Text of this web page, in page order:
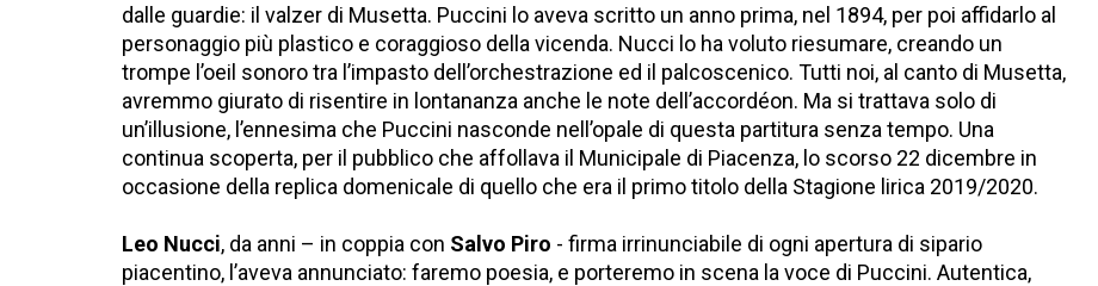
dalle guardie: il valzer di Musetta. Puccini lo aveva scritto un anno prima, nel 1894, per poi affidarlo al
personaggio più plastico e coraggioso della vicenda. Nucci lo ha voluto riesumare, creando un
trompe l’oeil sonoro tra l’impasto dell’orchestrazione ed il palcoscenico. Tutti noi, al canto di Musetta,
avremmo giurato di risentire in lontananza anche le note dell’accordéon. Ma si trattava solo di
un’illusione, l’ennesima che Puccini nasconde nell’opale di questa partitura senza tempo. Una
continua scoperta, per il pubblico che affollava il Municipale di Piacenza, lo scorso 22 dicembre in
occasione della replica domenicale di quello che era il primo titolo della Stagione lirica 2019/2020.
Leo Nucci, da anni – in coppia con Salvo Piro - firma irrinunciabile di ogni apertura di sipario
piacentino, l’aveva annunciato: faremo poesia, e porteremo in scena la voce di Puccini. Autentica,